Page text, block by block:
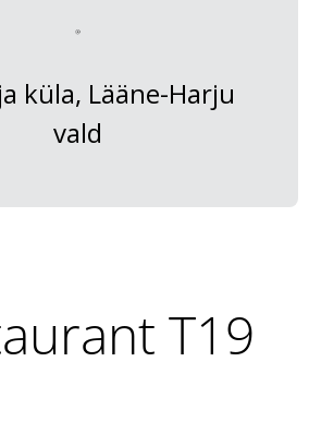
küla, Lääne-Harju
vald
T19